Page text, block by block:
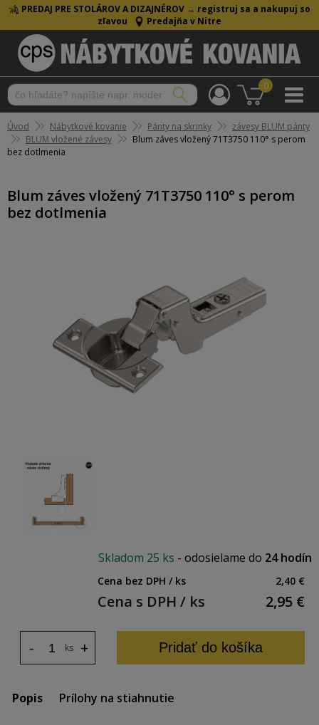
PREDAJ PRE STOLÁROV A DIZAJNÉROV → registruj sa a nakupuj so
zľavou
Predajňa v Nitre
0
Úvod Nábytkové kovanie Pánty na skrinky
závesy BLUM pánty
BLUM vložené závesy
Blum záves vložený 71T3750 110° s perom
bez dotlmenia
Blum záves vložený 71T3750 110° s perom
bez dotlmenia
Skladom 25 ks - odosielame do 24 hodín
Cena bez DPH / ks 2,40 €
Cena s DPH / ks 2,95 €
ks +
- Pridať do košíka
Popis Prílohy na stiahnutie